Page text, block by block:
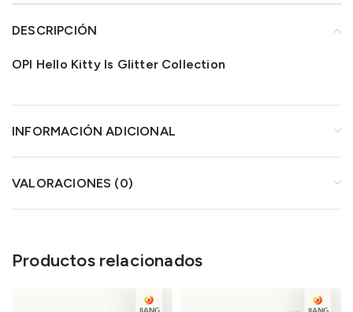
DESCRIPCIÓN
OPI Hello Kitty Is Glitter Collection
INFORMACIÓN ADICIONAL
VALORACIONES (0)
Productos relacionados